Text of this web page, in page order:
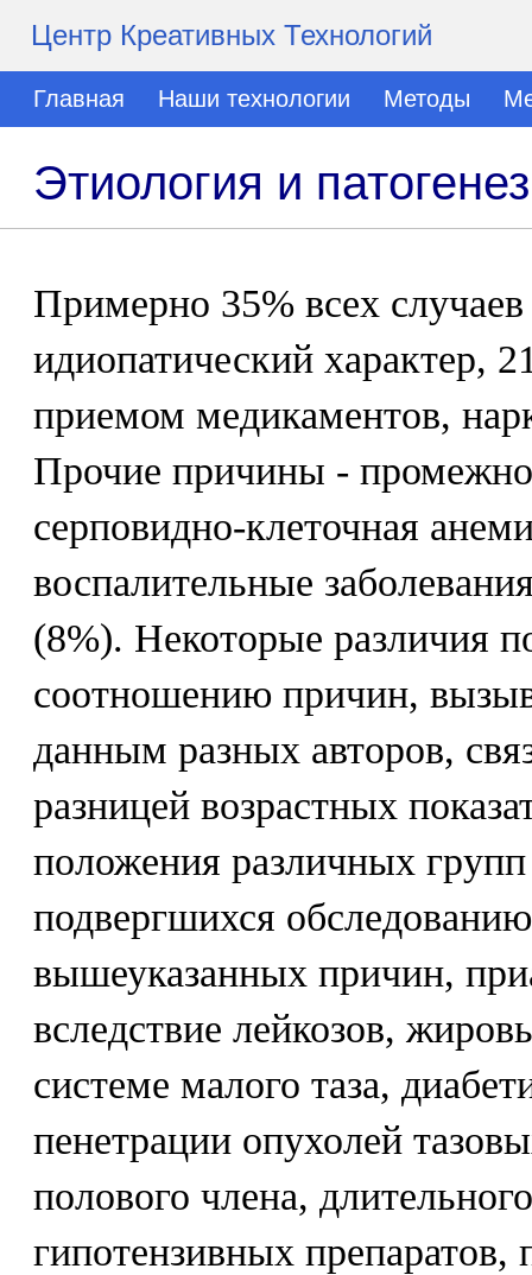
Центр Креативных Технологий
Главная Наши технологии Методы
Этиология и
Примерно 35% всех
идиопатический характер,
приемом медикаментов,
Прочие причины -
серповидно-клеточная
воспалительные
(8%). Некоторые различия
соотношению причин,
данным разных авторов,
разницей возрастных
положения различных
подвергшихся
вышеуказанных причин,
вследствие лейкозов,
системе малого таза,
пенетрации опухолей
полового члена,
гипотензивных препаратов,